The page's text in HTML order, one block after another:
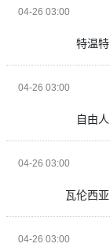
04-26 03:00
特温特
04-26 03:00
自由人
04-26 03:00
瓦伦西亚
04-26 03:00